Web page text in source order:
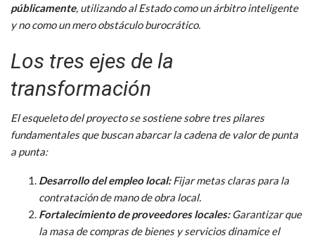
públicamente, utilizando al Estado como un árbitro inteligente
y no como un mero obstáculo burocrático.
Los tres ejes de la
transformación
El esqueleto del proyecto se sostiene sobre tres pilares
fundamentales que buscan abarcar la cadena de valor de punta
a punta:
Desarrollo del empleo local:Fijar metas claras para la
contratación de mano de obra local.
Fortalecimiento de proveedores locales:Garantizar que
la masa de compras de bienes y servicios dinamice el